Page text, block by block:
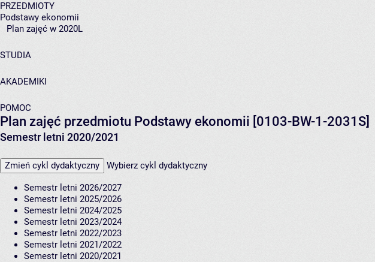
PRZEDMIOTY
Podstawy ekonomii
Plan zajęć w 2020L
STUDIA
AKADEMIKI
POMOC
Plan zajęć przedmiotu Podstawy ekonomii [0103-BW-1-2031S]
Semestr letni 2020/2021
Zmień cykl dydaktyczny Wybierz cykl dydaktyczny
Semestr letni 2026/2027
Semestr letni 2025/2026
Semestr letni 2024/2025
Semestr letni 2023/2024
Semestr letni 2022/2023
Semestr letni 2021/2022
Semestr letni 2020/2021